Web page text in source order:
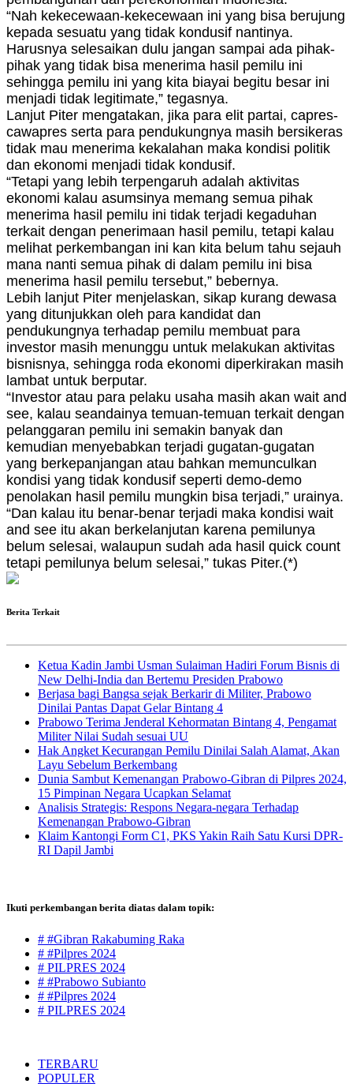
“Nah kekecewaan-kekecewaan ini yang bisa berujung
kepada sesuatu yang tidak kondusif nantinya.
Harusnya selesaikan dulu jangan sampai ada pihak-
pihak yang tidak bisa menerima hasil pemilu ini
sehingga pemilu ini yang kita biayai begitu besar ini
menjadi tidak legitimate,” tegasnya.
Lanjut Piter mengatakan, jika para elit partai, capres-
cawapres serta para pendukungnya masih bersikeras
tidak mau menerima kekalahan maka kondisi politik
dan ekonomi menjadi tidak kondusif.
“Tetapi yang lebih terpengaruh adalah aktivitas
ekonomi kalau asumsinya memang semua pihak
menerima hasil pemilu ini tidak terjadi kegaduhan
terkait dengan penerimaan hasil pemilu, tetapi kalau
melihat perkembangan ini kan kita belum tahu sejauh
mana nanti semua pihak di dalam pemilu ini bisa
menerima hasil pemilu tersebut,” bebernya.
Lebih lanjut Piter menjelaskan, sikap kurang dewasa
yang ditunjukkan oleh para kandidat dan
pendukungnya terhadap pemilu membuat para
investor masih menunggu untuk melakukan aktivitas
bisnisnya, sehingga roda ekonomi diperkirakan masih
lambat untuk berputar.
“Investor atau para pelaku usaha masih akan wait and
see, kalau seandainya temuan-temuan terkait dengan
pelanggaran pemilu ini semakin banyak dan
kemudian menyebabkan terjadi gugatan-gugatan
yang berkepanjangan atau bahkan memunculkan
kondisi yang tidak kondusif seperti demo-demo
penolakan hasil pemilu mungkin bisa terjadi,” urainya.
“Dan kalau itu benar-benar terjadi maka kondisi wait
and see itu akan berkelanjutan karena pemilunya
belum selesai, walaupun sudah ada hasil quick count
tetapi pemilunya belum selesai,” tukas Piter.(*)
Berita Terkait
Ketua Kadin Jambi Usman Sulaiman Hadiri Forum Bisnis di
New Delhi-India dan Bertemu Presiden Prabowo
Berjasa bagi Bangsa sejak Berkarir di Militer, Prabowo
Dinilai Pantas Dapat Gelar Bintang 4
Prabowo Terima Jenderal Kehormatan Bintang 4, Pengamat
Militer Nilai Sudah sesuai UU
Hak Angket Kecurangan Pemilu Dinilai Salah Alamat, Akan
Layu Sebelum Berkembang
Dunia Sambut Kemenangan Prabowo-Gibran di Pilpres 2024,
15 Pimpinan Negara Ucapkan Selamat
Analisis Strategis: Respons Negara-negara Terhadap
Kemenangan Prabowo-Gibran
Klaim Kantongi Form C1, PKS Yakin Raih Satu Kursi DPR-
RI Dapil Jambi
Ikuti perkembangan berita diatas dalam topik:
# #Gibran Rakabuming Raka
# #Pilpres 2024
# PILPRES 2024
# #Prabowo Subianto
# #Pilpres 2024
# PILPRES 2024
TERBARU
POPULER